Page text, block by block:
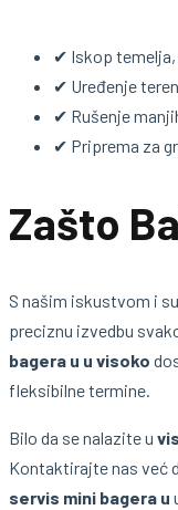
✔ Iskop
✔ Uređenje
✔ Rušenje
✔ Priprema za
Zašto
S našim iskustvom i
preciznu izvedbu
bagera u u visoko
fleksibilne termine.
Bilo da se nalazite u
Kontaktirajte nas već
servis mini bagera u